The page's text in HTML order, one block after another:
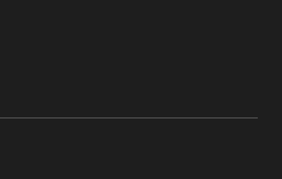
: Ouvert tous les